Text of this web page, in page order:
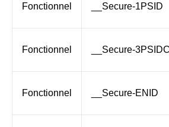
Fonctionnel __Secure-1PSID
Fonctionnel __Secure-
Fonctionnel __Secure-ENID